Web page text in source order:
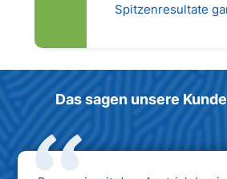
Spitzenresultate
Das sagen unsere